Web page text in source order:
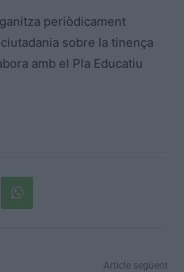
periòdicament
sobre la tinença
amb el Pla Educatiu
Article següent